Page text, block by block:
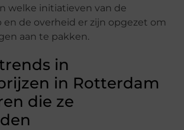
welke initiatieven van de
en de overheid er zijn opgezet om
aan te pakken.
in
in Rotterdam
die ze